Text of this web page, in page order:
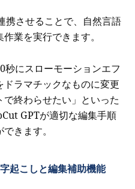
携させることで、自然言語
業を実行できます。
にスローモーションエフ
ラマチックなものに変更
終わらせたい」といった
GPTが適切な編集手順
きます。
起こしと編集補助機能